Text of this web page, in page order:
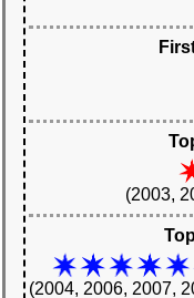
(2003,
(2004, 2006, 2007,